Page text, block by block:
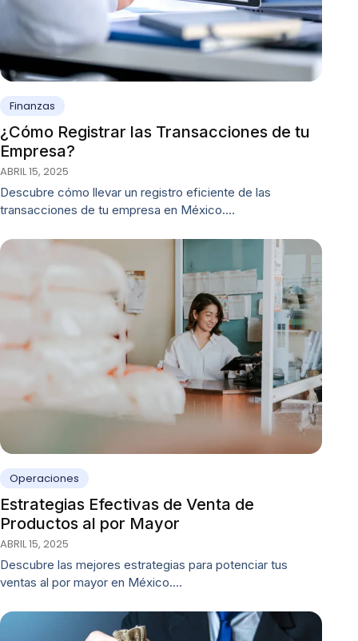
Finanzas
¿Cómo Registrar las Transacciones de tu
Empresa?
ABRIL 15, 2025
Descubre cómo llevar un registro eficiente de las
transacciones de tu empresa en México.…
Operaciones
Estrategias Efectivas de Venta de
Productos al por Mayor
ABRIL 15, 2025
Descubre las mejores estrategias para potenciar tus
ventas al por mayor en México.…